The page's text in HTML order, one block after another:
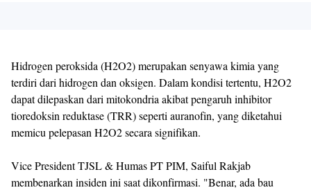
Hidrogen peroksida (H2O2) merupakan senyawa kimia yang
terdiri dari hidrogen dan oksigen. Dalam kondisi tertentu, H2O2
dapat dilepaskan dari mitokondria akibat pengaruh inhibitor
tioredoksin reduktase (TRR) seperti auranofin, yang diketahui
memicu pelepasan H2O2 secara signifikan.
Vice President TJSL & Humas PT PIM, Saiful Rakjab
membenarkan insiden ini saat dikonfirmasi. "Benar, ada bau